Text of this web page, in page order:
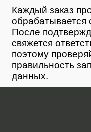
Каждый заказ
обрабатывается
После
свяжется
поэтому
правильность
данных.